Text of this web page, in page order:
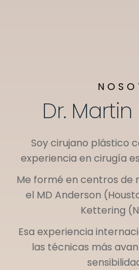
Dr.
Soy cirujano plástico
experiencia en cirugía
Me formé en centros de
el MD Anderson
Kettering
Esa experiencia
las técnicas más